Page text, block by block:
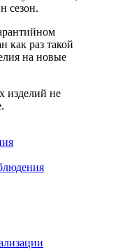
сезон.
как раз такой
на новые
изделий не